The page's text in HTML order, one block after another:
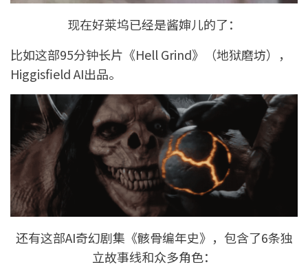
现在好莱坞已经是酱婶儿的了：
比如这部95分钟长片《Hell Grind》（地狱磨坊），
Higgisfield AI出品。
还有这部AI奇幻剧集《骸骨编年史》，包含了6条独
立故事线和众多角色：